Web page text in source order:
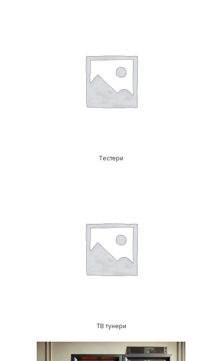
Тестери
ТВ тунери